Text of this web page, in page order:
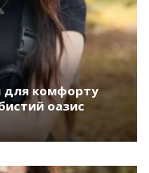
для комфорту
оазис